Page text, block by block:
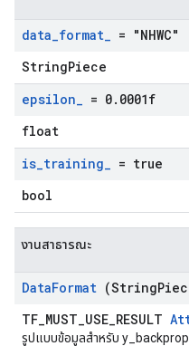
data_format_ = "NHWC"
StringPiece
epsilon_ = 0. 0001f
float
is_training_ = true
bool
งานสาธารณะ
DataFormat (String
TF_MUST_USE_RESULT
รูปแบบข้อมูลสำหรับ